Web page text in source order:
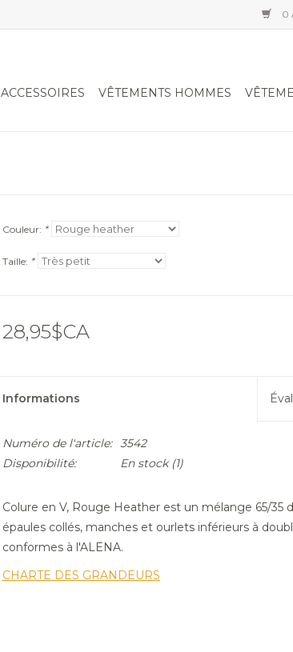
0
ACCESSOIRES VÊTEMENTS HOMMES
Couleur: *
Taille: *
28,95$CA
Informations
Numéro de l'article: 3542
Disponibilité:
En stock(1)
Colure en V, Rouge Heather est un mélange 65/
épaules collés, manches et ourlets inférieurs à
conformes à l'ALENA.
CHARTE DES GRANDEURS